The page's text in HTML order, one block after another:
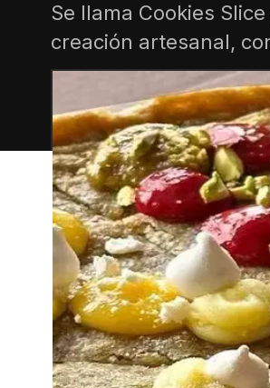
Se llama Cookies
creación artesanal,